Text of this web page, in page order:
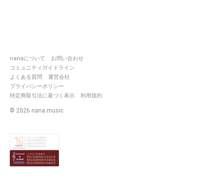
nanaについて
お問い合わせ
コミュニティガイドライン
よくある質問
運営会社
プライバシーポリシー
特定商取引法に基づく表示
利用規約
© 2026 nana music